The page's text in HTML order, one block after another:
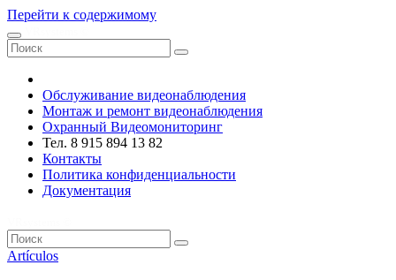
Перейти к содержимому
Обслуживание видеонаблюдения
Монтаж и ремонт видеонаблюдения
Охранный Видеомониторинг
Тел. 8 915 894 13 82
Контакты
Политика конфиденциальности
Документация
Artículos